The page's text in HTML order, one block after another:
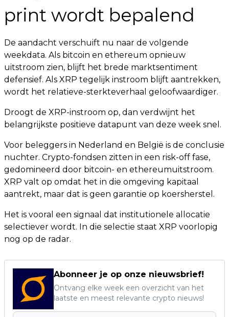
print wordt bepalend
De aandacht verschuift nu naar de volgende
weekdata. Als bitcoin en ethereum opnieuw
uitstroom zien, blijft het brede marktsentiment
defensief. Als XRP tegelijk instroom blijft aantrekken,
wordt het relatieve-sterkteverhaal geloofwaardiger.
Droogt de XRP-instroom op, dan verdwijnt het
belangrijkste positieve datapunt van deze week snel.
Voor beleggers in Nederland en België is de conclusie
nuchter. Crypto-fondsen zitten in een risk-off fase,
gedomineerd door bitcoin- en ethereumuitstroom.
XRP valt op omdat het in die omgeving kapitaal
aantrekt, maar dat is geen garantie op koersherstel.
Het is vooral een signaal dat institutionele allocatie
selectiever wordt. In die selectie staat XRP voorlopig
nog op de radar.
Abonneer je op onze nieuwsbrief!
Ontvang elke week een overzicht van het
laatste en meest relevante crypto nieuws!